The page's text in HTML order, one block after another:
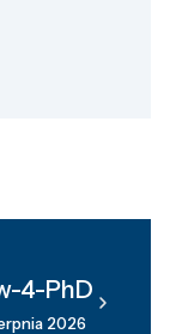
4-PhD
2026